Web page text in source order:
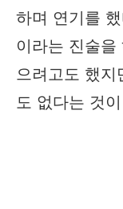
하며 연기를
이라는 진술
으려고도 했지
도 없다는 것